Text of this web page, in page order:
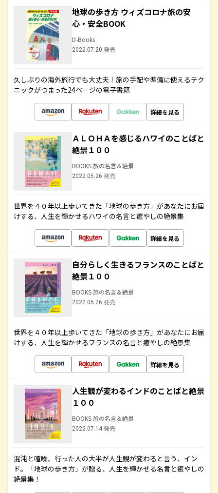
地球の歩き方 ウィズコロナ旅の安
心・安全BOOK
D-Books
2022.07.20 発売
久しぶりの海外旅行でも大丈夫！旅の手配や準備に使えるテク
ニックがつまった24ページの電子書籍
詳細を見る
ＡＬＯＨＡを感じるハワイのことばと
絶景１００
BOOKS 旅の名言＆絶景
2022.05.26 発売
世界を４０年以上歩いてきた「地球の歩き方」があなたにお届
けする、人生を輝かせるハワイの名言と癒やしの絶景集
詳細を見る
自分らしく生きるフランスのことばと
絶景１００
BOOKS 旅の名言＆絶景
2022.05.26 発売
世界を４０年以上歩いてきた「地球の歩き方」があなたにお届
けする、人生を輝かせるフランスの名言と癒やしの絶景集
詳細を見る
人生観が変わるインドのことばと絶景
１００
BOOKS 旅の名言＆絶景
2022.07.14 発売
混沌と喧噪、行った人の大半が人生観が変わると言う、イン
ド。「地球の歩き方」が贈る、人生を輝かせる名言と癒やしの
絶景集！